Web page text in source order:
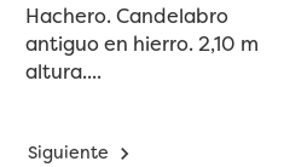
Hachero. Candelabro
antiguo en hierro. 2,10 m
altura....
Siguiente 